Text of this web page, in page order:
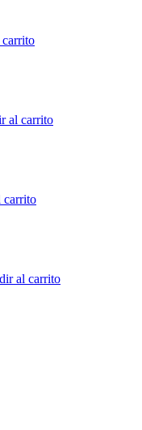
al carrito
carrito
al carrito